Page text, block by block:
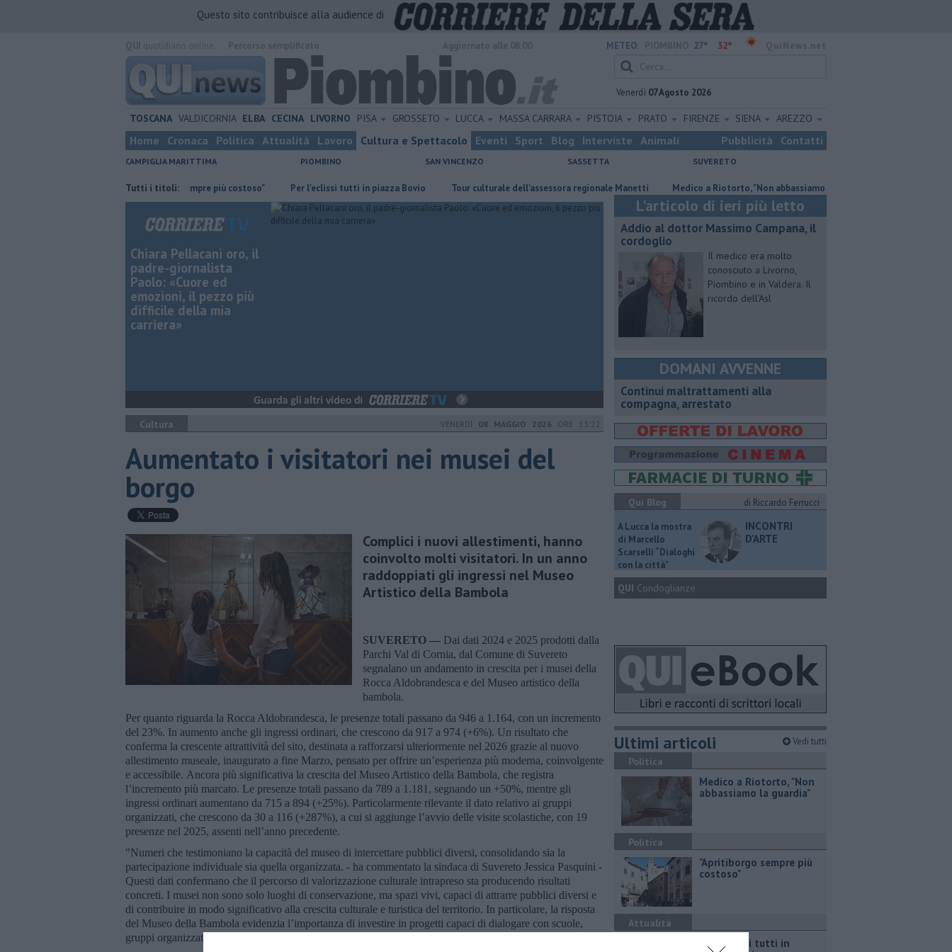
Questo sito contribuisce alla audience di
METEO: 27° 32°
Venerdì 07 Agosto 2026
TOSCANA VALDICORNIA ELBA CECINA LIVORNO PISA GROSSETO LUCCA MASSA CARRARA PISTOIA PRATO FIRENZE SIENA AREZZO
Home Cronaca Politica Attualità Lavoro Cultura e Spettacolo Eventi Sport Blog Interviste Animali Pubblicità Contatti
CAMPIGLIA MARITTIMA PIOMBINO SAN VINCENZO SASSETTA SUVERETO
Tutti i titoli:
"Apritiborgo sempre più costoso" Per l'eclissi tutti in piazza Bovio Tour culturale dell'assessora regionale Manetti Medico a Riotorto, "Non abbassiamo la guardia"
Chiara Pellacani oro, il
padre-giornalista
Paolo: «Cuore ed
emozioni, il pezzo più
difficile della mia
carriera»
Cultura VENERDÌ 08 MAGGIO 2026 ORE 13:22
Aumentato i visitatori nei musei del
borgo
Complici i nuovi allestimenti, hanno
coinvolto molti visitatori. In un anno
raddoppiati gli ingressi nel Museo
Artistico della Bambola
SUVERETO — Dai dati 2024 e 2025 prodotti dalla
Parchi Val di Cornia, dal Comune di Suvereto
segnalano un andamento in crescita per i musei della
Rocca Aldobrandesca e del Museo artistico della
bambola.
Per quanto riguarda la Rocca Aldobrandesca, le presenze totali passano da 946 a 1.164, con un incremento
del 23%. In aumento anche gli ingressi ordinari, che crescono da 917 a 974 (+6%). Un risultato che
conferma la crescente attrattività del sito, destinata a rafforzarsi ulteriormente nel 2026 grazie al nuovo
allestimento museale, inaugurato a fine Marzo, pensato per offrire un’esperienza più moderna, coinvolgente
e accessibile. Ancora più significativa la crescita del Museo Artistico della Bambola, che registra
l’incremento più marcato. Le presenze totali passano da 789 a 1.181, segnando un +50%, mentre gli
ingressi ordinari aumentano da 715 a 894 (+25%). Particolarmente rilevante il dato relativo ai gruppi
organizzati, che crescono da 30 a 116 (+287%), a cui si aggiunge l’avvio delle visite scolastiche, con 19
presenze nel 2025, assenti nell’anno precedente.
"Numeri che testimoniano la capacità del museo di intercettare pubblici diversi, consolidando sia la
partecipazione individuale sia quella organizzata. - ha commentato la sindaca di Suvereto Jessica Pasquini -
Questi dati confermano che il percorso di valorizzazione culturale intrapreso sta producendo risultati
concreti. I musei non sono solo luoghi di conservazione, ma spazi vivi, capaci di attrarre pubblici diversi e
di contribuire in modo significativo alla crescita culturale e turistica del territorio. In particolare, la risposta
del Museo della Bambola evidenzia l’importanza di investire in progetti capaci di dialogare con scuole,
gruppi organizzati e famiglie".
L'articolo di ieri più letto
Addio al dottor Massimo Campana, il
cordoglio
Il medico era molto
conosciuto a Livorno,
Piombino e in Valdera. Il
ricordo dell'Asl
DOMANI AVVENNE
Continui maltrattamenti alla
compagna, arrestato
Qui Blog
di Riccardo Ferrucci
A Lucca la mostra
di Marcello
Scarselli “Dialoghi
con la città"
INCONTRI
D'ARTE
QUI Condoglianze
Ultimi articoli Vedi tutti
Politica
Medico a Riotorto, "Non
abbassiamo la guardia"
Politica
"Apritiborgo sempre più
costoso"
Attualità
Per l'eclissi tutti in